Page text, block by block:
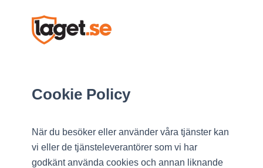
Cookie Policy
När du besöker eller använder våra tjänster kan
vi eller de tjänsteleverantörer som vi har
godkänt använda cookies och annan liknande